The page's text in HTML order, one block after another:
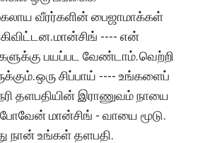
வீரர்களின் பைஜாமாக்கள்
மான்சிங் ---- என்
பயப்பட வேண்டாம். வெற்றி
ஒரு சிப்பாய் ---- உங்களைப்
தளபதியின் இராணுவம் நாயை
மான்சிங் - வாயை மூடு.
நான் உங்கள் தளபதி.